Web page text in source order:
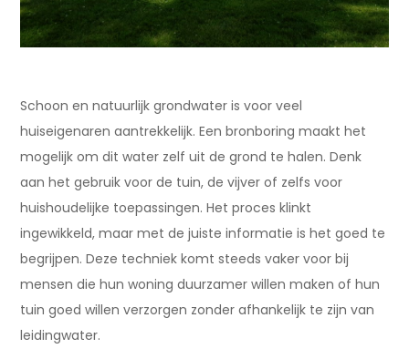
Schoon en natuurlijk grondwater is voor veel
huiseigenaren aantrekkelijk. Een bronboring maakt het
mogelijk om dit water zelf uit de grond te halen. Denk
aan het gebruik voor de tuin, de vijver of zelfs voor
huishoudelijke toepassingen. Het proces klinkt
ingewikkeld, maar met de juiste informatie is het goed te
begrijpen. Deze techniek komt steeds vaker voor bij
mensen die hun woning duurzamer willen maken of hun
tuin goed willen verzorgen zonder afhankelijk te zijn van
leidingwater.